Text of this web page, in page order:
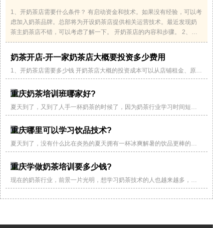
1、开奶茶店需要什么条件？ 有启动资金和技术。如果没有经验，可以考
虑加入奶茶品牌。总部将为开设奶茶店提供相关运营技术。最近发现奶
茶主奶茶店不错，可以考虑了解一下。 开奶茶店的内容和步骤。 2、开
一家奶茶店需要多少钱？ 开奶茶店的成本构成如下： 1．品牌加盟费自
己如何开奶茶店。 如果你想自己开奶茶店，那这笔大笔费用就可以省
了。但实际上，开奶茶店的人，大多是业内新手。很多事情不加入也不
容易。此外，还需要品牌...
奶茶开店-开一家奶茶店大概要投资多少费用
1、开奶茶店需要多少钱 开奶茶店大概的投资成本可以从店铺租金、原材
开业前需要准备多少启动资金也有一个模糊的概念。现在投资者在选择
餐饮经营项目时更倾向于选择奶茶，因为选择奶茶店成本低，利润丰
奶茶店必须投入的房租、...
重庆奶茶培训班哪家好?
夏天到了，又到了人手一杯奶茶的时候了，因为奶茶行业学习时间短，
业，特别是现在收入水平的提高，人们对于饮品的要求越来越高，奶茶
已经成为人们日常的消费，前景非常广阔。 重庆欧艺奶茶培训，有专业
啡行家。除了手把手教授...
重庆哪里可以学习饮品技术?
夏天到了，没有什么比在炎热的夏天拥有一杯冰爽解暑的饮品更棒的
也层出不穷，该怎么选择适合自己的呢?这要下一番功夫。 重庆哪里可以
学习饮品技术?重庆欧艺西点培训学校，开设咖啡饮品专业，教授多种季
择重庆欧艺西点培训学...
重庆学做奶茶培训要多少钱?
现在的奶茶行业，前景一片光明，想学习奶茶技术的人也越来越多，很
了许多奶茶培训班，一般来说，选择一个历史相对悠久的培训班会靠谱